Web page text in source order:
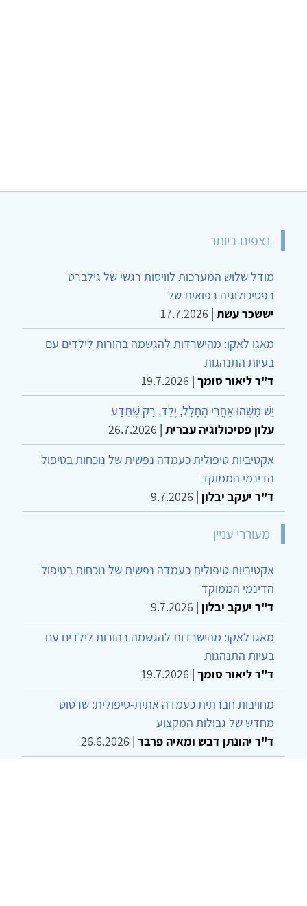
נצפים ביותר
מודל שלוש המערכות לוויסות רגשי של גילברט
בפסיכולוגיה רפואית של
יששכר עשת |
17.7.2026
מאגו לאקו: מהישרדות להגשמה בהורות לילדים עם
בעיות התנהגות
ד"ר ליאור סומך |
19.7.2026
יֵשׁ מַשֶּׁהוּ אַחֲרֵי הֶחָלָל, יֶלֶד, רַק שֶׁתֵּדַע
עלון פסיכולוגיה עברית |
26.7.2026
אקטיביות טיפולית כעמדה נפשית של נוכחות בטיפול
הדינמי הממוקד
ד"ר יעקב יבלון |
9.7.2026
מעוררי עניין
אקטיביות טיפולית כעמדה נפשית של נוכחות בטיפול
הדינמי הממוקד
ד"ר יעקב יבלון |
9.7.2026
מאגו לאקו: מהישרדות להגשמה בהורות לילדים עם
בעיות התנהגות
ד"ר ליאור סומך |
19.7.2026
מחויבות חברתית כעמדה אתית-טיפולית: שרטוט
מחדש של גבולות המקצוע
ד"ר יהונתן דבש ומאיה פרבר |
26.6.2026